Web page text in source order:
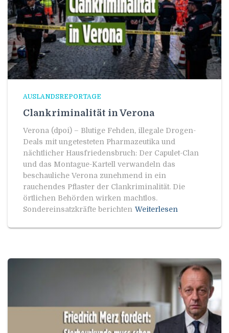
AUSLANDSREPORTAGE
Clankriminalität in Verona
Verona (dpoi) – Blutige Fehden, illegale Drogen-
Deals mit ungetesteten Pharmazeutika und
nächtlicher Hausfriedensbruch: Der Capulet-Clan
und das Montague-Kartell verwandeln das
beschauliche Verona zunehmend in ein
rauchendes Pflaster der Clankriminalität. Die
örtlichen Behörden wirken machtlos.
Sondereinsatzkräfte berichten Weiterlesen